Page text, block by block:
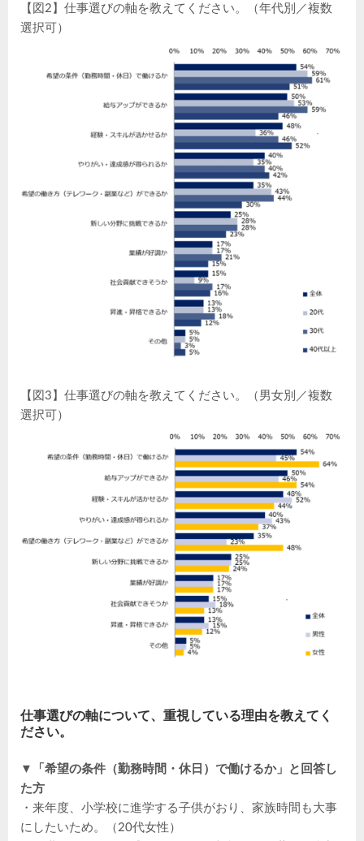
【図2】仕事選びの軸を教えてください。（年代別／複数
選択可）
【図3】仕事選びの軸を教えてください。（男女別／複数
選択可）
仕事選びの軸について、重視している理由を教えてく
ださい。
▼「希望の条件（勤務時間・休日）で働けるか」と回答し
た方
・来年度、小学校に進学する子供がおり、家族時間も大事
にしたいため。（20代女性）